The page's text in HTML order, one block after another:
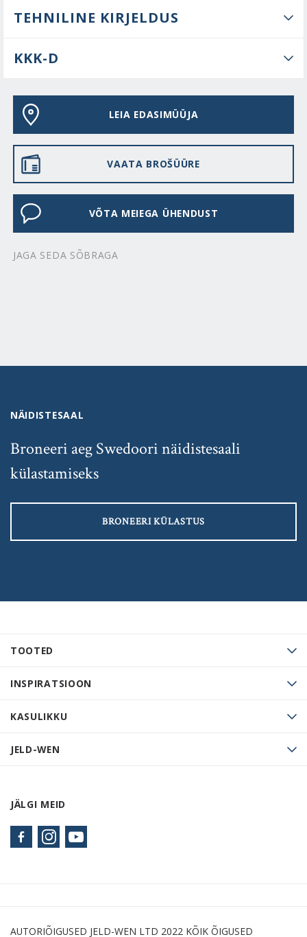
TEHNILINE KIRJELDUS
KKK-D
LEIA EDASIMÜÜJA
VAATA BROŠÜÜRE
VÕTA MEIEGA ÜHENDUST
JAGA SEDA SÕBRAGA
TOOTED
INSPIRATSIOON
KASULIKKU
JELD-WEN
JÄLGI MEID
NÄIDISTESAAL
Broneeri aeg Swedoori näidistesaali
külastamiseks
BRONEERI KÜLASTUS
AUTORIÕIGUSED JELD-WEN LTD 2022 KÕIK ÕIGUSED